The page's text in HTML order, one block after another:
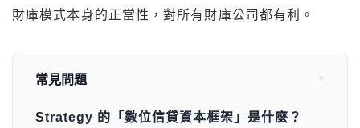
財庫模式本身的正當性，對所有財庫公司都有利。
常見問題
Strategy 的「數位信貸資本框架」是什麼？